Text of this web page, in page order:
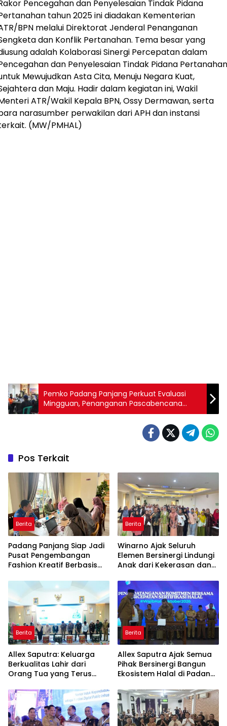
Pencegahan dan Penyelesaian Tindak Pidana
tahun 2025 ini diadakan Kementerian
BPN melalui Direktorat Jenderal Penanganan
dan Konflik Pertanahan. Tema besar yang
adalah Kolaborasi Sinergi Percepatan dalam
dan Penyelesaian Tindak Pidana Pertanahan
Mewujudkan Asta Cita, Menuju Negara Kuat,
dan Maju. Hadir dalam kegiatan ini, Wakil
ATR/Wakil Kepala BPN, Ossy Dermawan, serta
narasumber perwakilan dari APH dan instansi
(MW/PMHAL)
Pemko Padang Panjang Perkuat Evaluasi
Mingguan, Penanganan Pascabencana
Dipercepat
Pos Terkait
Berita
Padang Panjang Siap Jadi
Pusat Pengembangan
Fashion Kreatif Berbasis
Berita
Winarno Ajak Seluruh
Elemen Bersinergi Lindungi
Anak dari Kekerasan dan
Berita
Allex Saputra: Keluarga
Berkualitas Lahir dari
Orang Tua yang Terus
Berita
Allex Saputra Ajak Semua
Pihak Bersinergi Bangun
Ekosistem Halal di Padang